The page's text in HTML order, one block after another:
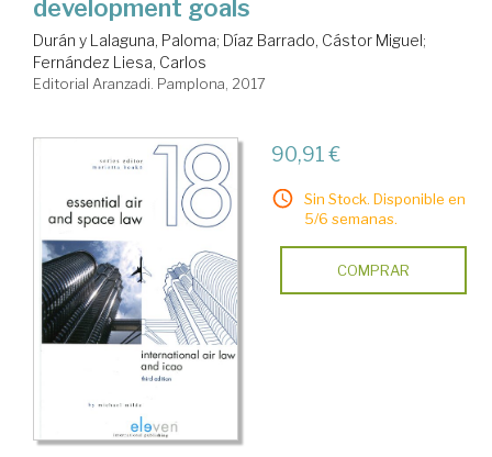
development goals
Durán y Lalaguna, Paloma; Díaz Barrado, Cástor Miguel;
Fernández Liesa, Carlos
Editorial Aranzadi. Pamplona, 2017
90,91 €
Sin Stock. Disponible en
5/6 semanas.
COMPRAR